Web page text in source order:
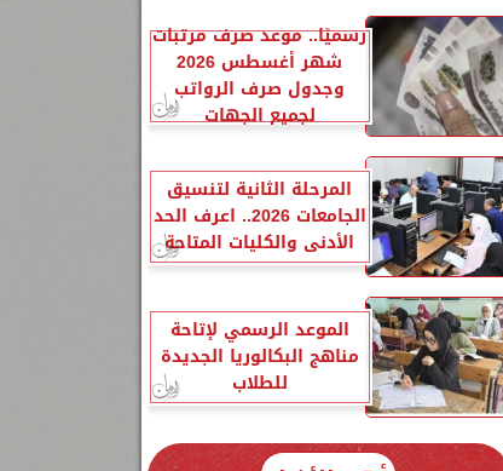
رسميًا.. موعد صرف مرتبات
شهر أغسطس 2026
وجدول صرف الرواتب
لجميع الجهات
المرحلة الثانية لتنسيق
الجامعات 2026.. اعرف الحد
الأدنى والكليات المتاحة
الموعد الرسمي لإتاحة
مناهج البكالوريا الجديدة
للطلاب